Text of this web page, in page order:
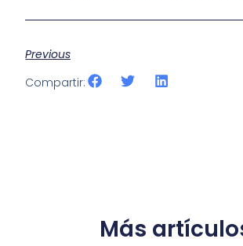
Previous
Compartir:
Más